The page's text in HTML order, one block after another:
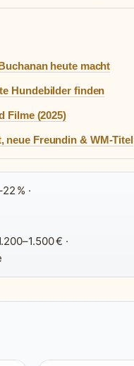
heute macht
Hundebilder finden
Filme (2025)
neue Freundin & WM-Titel
% ·
€ ·